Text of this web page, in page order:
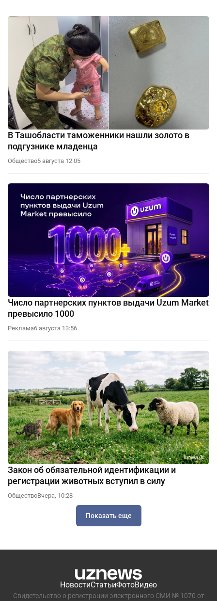
В Ташобласти таможенники нашли золото в
подгузнике младенца
Общество5 августа 12:05
Число партнерских пунктов выдачи Uzum Market
превысило 1000
Реклама6 августа 13:56
Закон об обязательной идентификации и
регистрации животных вступил в силу
ОбществоВчера, 10:28
Показать еще
НовостиСтатьиФотоВидео
Свидетельство о регистрации электронного СМИ № 1070 от